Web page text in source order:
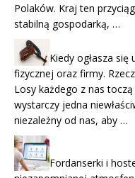
Polaków. Kraj ten
stabilną gospodarką, …
Kiedy ogłasza się
fizycznej oraz firmy.
Losy każdego z nas
wystarczy jedna
niezależny od nas, aby …
Fordanserki i